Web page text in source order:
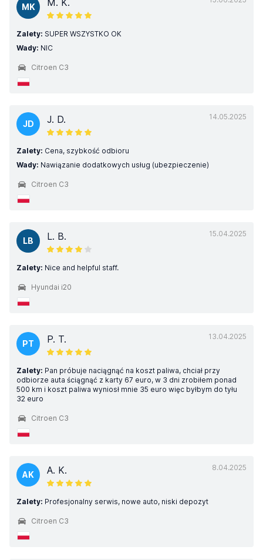
MK M. K.
Zalety: SUPER WSZYSTKO OK
Wady: NIC
Citroen C3
14.05.2025
JD J. D.
Zalety: Cena, szybkość odbioru
Wady: Nawiązanie dodatkowych usług (ubezpieczenie)
Citroen C3
15.04.2025
LB L. B.
Zalety: Nice and helpful staff.
Hyundai i20
13.04.2025
PT P. T.
Zalety: Pan próbuje naciągnąć na koszt paliwa, chciał przy
odbiorze auta ściągnąć z karty 67 euro, w 3 dni zrobiłem ponad
500 km i koszt paliwa wyniosł mnie 35 euro więc byłbym do tyłu
32 euro
Citroen C3
8.04.2025
AK A. K.
Zalety: Profesjonalny serwis, nowe auto, niski depozyt
Citroen C3